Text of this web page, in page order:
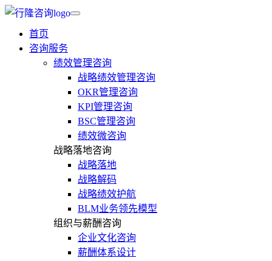
首页
咨询服务
绩效管理咨询
战略绩效管理咨询
OKR管理咨询
KPI管理咨询
BSC管理咨询
绩效微咨询
战略落地咨询
战略落地
战略解码
战略绩效护航
BLM业务领先模型
组织与薪酬咨询
企业文化咨询
薪酬体系设计